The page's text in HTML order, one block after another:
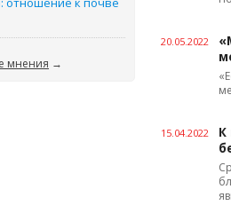
мнения →
20.05.2022
15.04.2022
К